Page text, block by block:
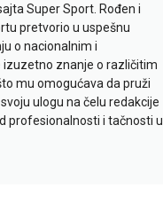
Super Sport. Rođen i
pretvorio u uspešnu
o nacionalnim i
znanje o različitim
mu omogućava da pruži
ulogu na čelu redakcije
profesionalnosti i tačnosti u